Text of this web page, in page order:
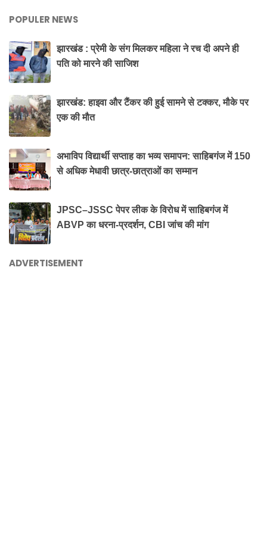
POPULER NEWS
झारखंड : प्रेमी के संग मिलकर महिला ने रच दी अपने ही
पति को मारने की साजिश
झारखंड: हाइवा और टैंकर की हुई सामने से टक्कर, मौके पर
एक की मौत
अभाविप विद्यार्थी सप्ताह का भव्य समापन: साहिबगंज में 150
से अधिक मेधावी छात्र-छात्राओं का सम्मान
JPSC–JSSC पेपर लीक के विरोध में साहिबगंज में
ABVP का धरना-प्रदर्शन, CBI जांच की मांग
ADVERTISEMENT